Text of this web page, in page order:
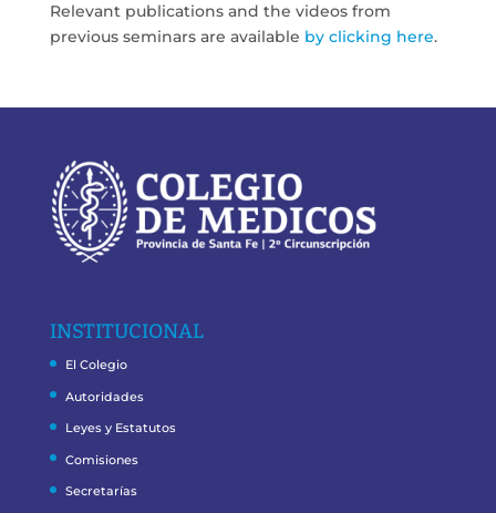
Relevant publications and the videos from
previous seminars are available by clicking here.
INSTITUCIONAL
El Colegio
Autoridades
Leyes y Estatutos
Comisiones
Secretarías